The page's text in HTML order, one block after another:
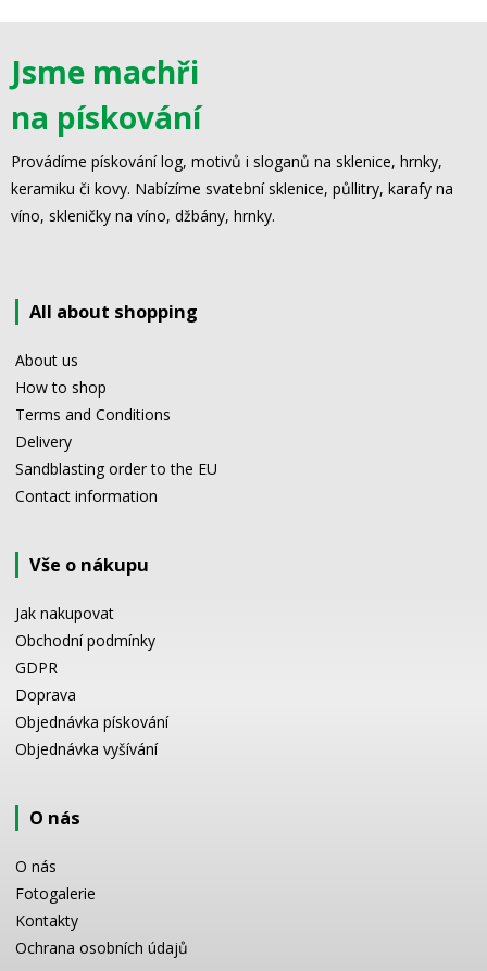
Jsme machři
na pískování
Provádíme pískování log, motivů i sloganů na sklenice, hrnky,
keramiku či kovy. Nabízíme svatební sklenice, půllitry, karafy na
víno, skleničky na víno, džbány, hrnky.
All about shopping
About us
How to shop
Terms and Conditions
Delivery
Sandblasting order to the EU
Contact information
Vše o nákupu
Jak nakupovat
Obchodní podmínky
GDPR
Doprava
Objednávka pískování
Objednávka vyšívání
O nás
O nás
Fotogalerie
Kontakty
Ochrana osobních údajů